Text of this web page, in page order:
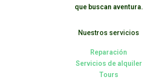
que buscan aventura.
Nuestros servicios
Reparación
Servicios de alquiler
Tours